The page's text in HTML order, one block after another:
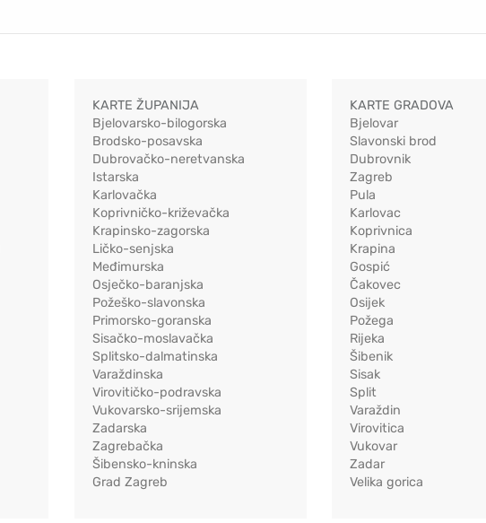
KARTE ŽUPANIJA
Bjelovarsko-bilogorska
Brodsko-posavska
Dubrovačko-neretvanska
Istarska
Karlovačka
Koprivničko-križevačka
Krapinsko-zagorska
Ličko-senjska
Međimurska
Osječko-baranjska
Požeško-slavonska
Primorsko-goranska
Sisačko-moslavačka
Splitsko-dalmatinska
Varaždinska
Virovitičko-podravska
Vukovarsko-srijemska
Zadarska
Zagrebačka
Šibensko-kninska
Grad Zagreb
KARTE GRADOVA
Bjelovar
Slavonski brod
Dubrovnik
Zagreb
Pula
Karlovac
Koprivnica
Krapina
Gospić
Čakovec
Osijek
Požega
Rijeka
Šibenik
Sisak
Split
Varaždin
Virovitica
Vukovar
Zadar
Velika gorica